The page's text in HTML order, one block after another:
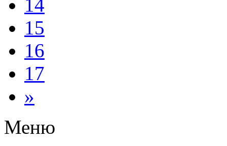
14
15
16
17
»
Меню